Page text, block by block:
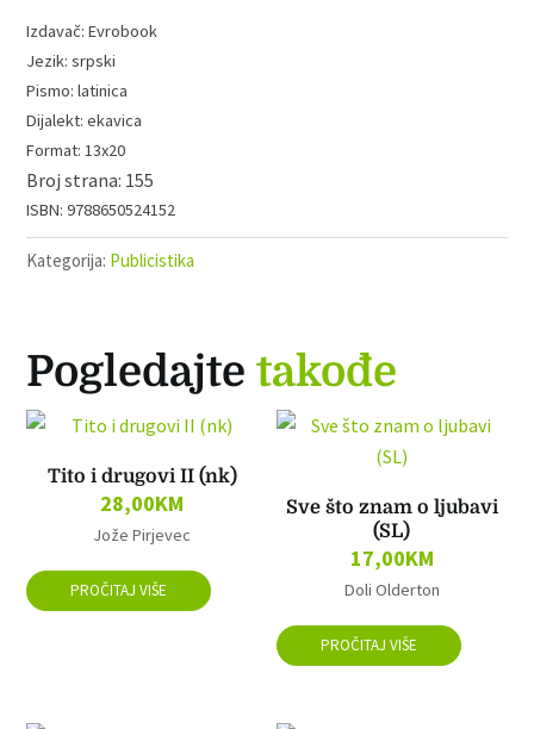
količinaEvrobook
srpski
latinica
ekavica
13x20
155
9788650524152
Kategorija: Publicistika
Pogledajtetakođe
Tito i drugovi II (nk)
28,00KM
Jože Pirjevec
PROČITAJ VIŠE
Sve što znam o ljubavi
(SL)
17,00KM
Doli Olderton
PROČITAJ VIŠE